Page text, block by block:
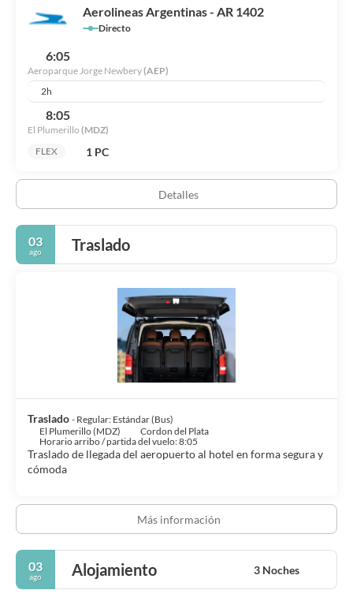
Aerolineas Argentinas - AR 1402
Directo
6:05
Aeroparque Jorge Newbery(AEP)
2h
8:05
El Plumerillo (MDZ)
FLEX
1 PC
Detalles
03
ago Traslado
Traslado - Regular: Estándar (Bus)
El Plumerillo (MDZ)
Cordon del Plata
Horario arribo / partida del vuelo: 8:05
Traslado de llegada del aeropuerto al hotel en forma segura y
cómoda
Más información
03
ago Alojamiento 3 Noches